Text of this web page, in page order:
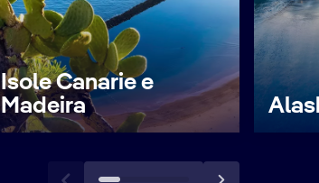
Isole Canarie e
Madeira